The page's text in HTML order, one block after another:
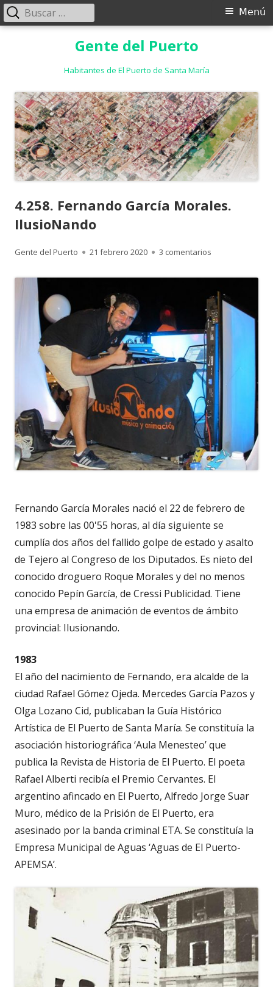
Gente del Puerto
Habitantes de El Puerto de Santa María
Menú
Menú
Buscar:
4.258. Fernando García Morales.
IlusioNando
Autor
Gente del Puerto
Publicado
21 febrero 2020 3 comentarios
Fernando García Morales nació el 22 de febrero de
1983 sobre las 00'55 horas, al día siguiente se
cumplía dos años del fallido golpe de estado y asalto
de Tejero al Congreso de los Diputados. Es nieto del
conocido droguero Roque Morales y del no menos
conocido Pepín García, de Cressi Publicidad. Tiene
una empresa de animación de eventos de ámbito
provincial: Ilusionando.
1983
El año del nacimiento de Fernando, era alcalde de la
ciudad Rafael Gómez Ojeda. Mercedes García Pazos y
Olga Lozano Cid, publicaban la Guía Histórico
Artística de El Puerto de Santa María. Se constituía la
asociación historiográfica ‘Aula Menesteo’ que
publica la Revista de Historia de El Puerto. El poeta
Rafael Alberti recibía el Premio Cervantes. El
argentino afincado en El Puerto, Alfredo Jorge Suar
Muro, médico de la Prisión de El Puerto, era
asesinado por la banda criminal ETA. Se constituía la
Empresa Municipal de Aguas ‘Aguas de El Puerto-
APEMSA’.